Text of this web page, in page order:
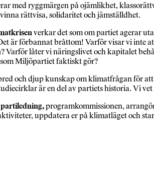
med ryggmärgen på ojämlikhet,
rättvisa, solidaritet och jämställdhet.
verkar det som om partiet agerar
är förbannat bråttom! Varför visar vi inte
Varför låter vi näringslivet och kapitalet
Miljöpartiet faktiskt gör?
och djup kunskap om klimatfrågan för
är en del av partiets historia. Vi
programkommissionen,
uppdatera er på klimatläget och